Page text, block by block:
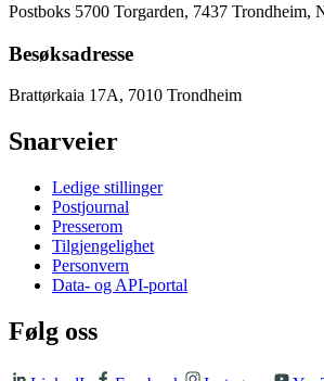
Postboks 5700 Torgarden, 7437 Trondheim,
Besøksadresse
Brattørkaia 17A, 7010 Trondheim
Snarveier
Ledige stillinger
Postjournal
Presserom
Tilgjengelighet
Personvern
Data- og API-portal
Følg oss